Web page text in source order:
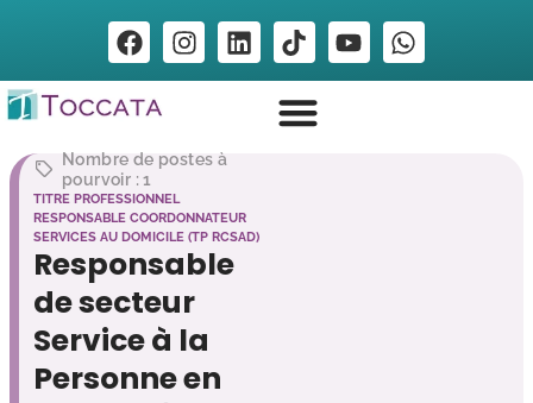
Nombre de postes à
pourvoir : 1
TITRE PROFESSIONNEL
RESPONSABLE COORDONNATEUR
SERVICES AU DOMICILE (TP RCSAD)
Responsable
de secteur
Service à la
Personne en